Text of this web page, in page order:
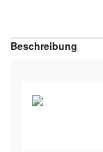
Beschreibung